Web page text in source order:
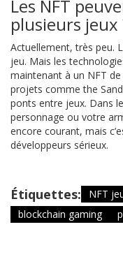
Les NFT
plusieurs jeux
Actuellement, très peu.
jeu. Mais les
maintenant à un NFT
projets comme the
ponts entre jeux. Dans
personnage ou votre
encore courant, mais
développeurs sérieux.
Étiquettes: NFT
blockchain gaming